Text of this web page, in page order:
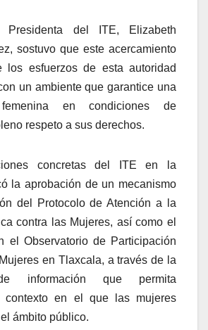
Presidenta del ITE, Elizabeth
sostuvo que este acercamiento
los esfuerzos de esta autoridad
un ambiente que garantice una
femenina en condiciones de
respeto a sus derechos.
concretas del ITE en la
la aprobación de un mecanismo
del Protocolo de Atención a la
contra las Mujeres, así como el
el Observatorio de Participación
en Tlaxcala, a través de la
información que permita
contexto en el que las mujeres
ámbito público.